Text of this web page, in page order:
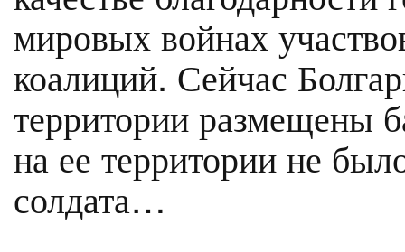
мировых войнах
коалиций. Сейчас
территории
на ее территории не
солдата…